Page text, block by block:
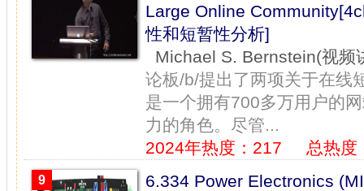
Large Online
性和短暂性分析]
Michael S. Bernstein(视频
论板/b/提出了两项关于在线
是一个拥有700多万用户的
力的角色。尽管...
2024年热度：217
总热度
9
6.334 Power Electronics